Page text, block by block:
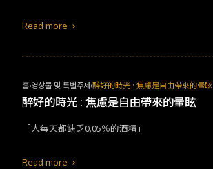
Read more
홈 영상물 및 특별주제 醉好的時光 : 焦慮是自由帶來的暈眩
醉好的時光 : 焦慮是自由帶來的暈眩
「人每天都缺乏0.05％的酒精」
Read more